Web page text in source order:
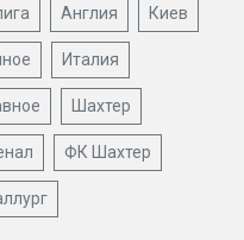
Англия Киев
Италия
Шахтер
ФК Шахтер